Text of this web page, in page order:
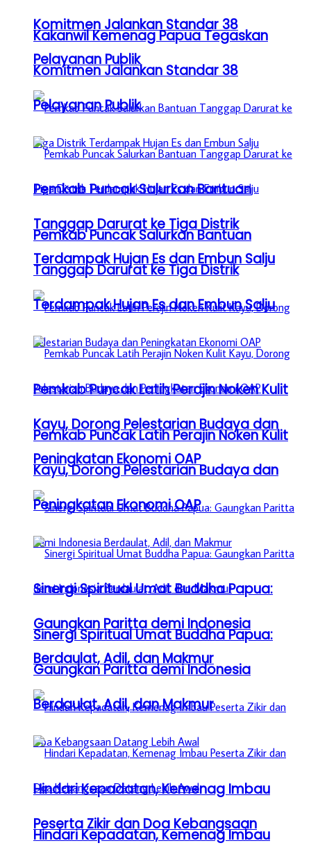
Komitmen Jalankan Standar 38
Pelayanan Publik
Pemkab Puncak Salurkan Bantuan
Tanggap Darurat ke Tiga Distrik
Terdampak Hujan Es dan Embun Salju
Pemkab Puncak Latih Perajin Noken Kulit
Kayu, Dorong Pelestarian Budaya dan
Peningkatan Ekonomi OAP
Sinergi Spiritual Umat Buddha Papua:
Gaungkan Paritta demi Indonesia
Berdaulat, Adil, dan Makmur
Hindari Kepadatan, Kemenag Imbau
Peserta Zikir dan Doa Kebangsaan
Kakanwil Kemenag Papua Tegaskan
Komitmen Jalankan Standar 38
Pelayanan Publik
Pemkab Puncak Salurkan Bantuan
Tanggap Darurat ke Tiga Distrik
Terdampak Hujan Es dan Embun Salju
Pemkab Puncak Latih Perajin Noken Kulit
Kayu, Dorong Pelestarian Budaya dan
Peningkatan Ekonomi OAP
Sinergi Spiritual Umat Buddha Papua:
Gaungkan Paritta demi Indonesia
Berdaulat, Adil, dan Makmur
Hindari Kepadatan, Kemenag Imbau